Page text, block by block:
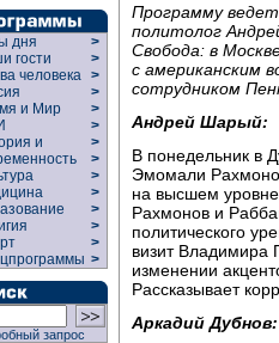
дня
>
гости
>
человека >
>
и Мир
>
>
и
>
>
>
>
>
>
>
>
запрос
Программу
политолог
Свобода: в
с американским
сотрудником
Андрей Шарый:
В понедельник в
Эмомали
на высшем
Рахмонов и
политического
визит Владимира
изменении
Рассказывает
Аркадий Дубнов: